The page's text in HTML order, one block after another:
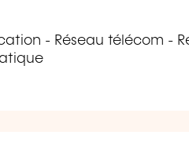
- Réseau télécom -